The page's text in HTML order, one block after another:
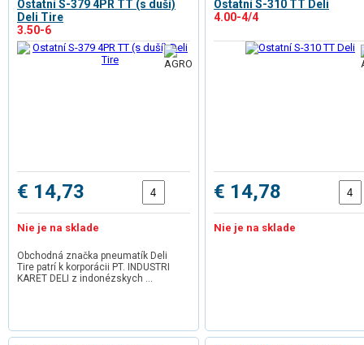
Ostatní S-379 4PR TT (s duší)
Deli Tire
3.50-6
€ 14,73
Nie je na sklade
Obchodná značka pneumatík Deli
Tire patrí k korporácii PT. INDUSTRI
KARET DELI z indonézskych …
Ostatní S-310 TT Deli
4.00-4/4
€ 14,78
Nie je na sklade